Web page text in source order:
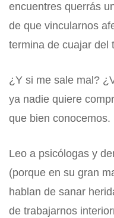
encuentres querrás
de que vincularnos
termina de cuajar del
¿Y si me sale mal?
ya nadie quiere
que bien conocemos.
Leo a psicólogas y
(porque en su gran
hablan de sanar
de trabajarnos